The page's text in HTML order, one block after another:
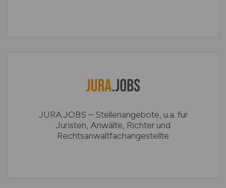
JURA.JOBS – Stellenangebote, u.a. für
Juristen, Anwälte, Richter und
Rechtsanwaltfachangestellte